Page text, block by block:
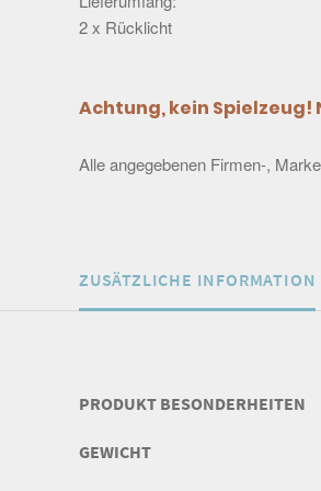
2 x Rücklicht
Achtung, kein Spielzeug!
Alle angegebenen Firmen-,
ZUSÄTZLICHE INFORMATION
PRODUKT BESONDERHEITEN
GEWICHT